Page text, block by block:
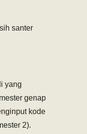
santer
yang
genap
kode
2).